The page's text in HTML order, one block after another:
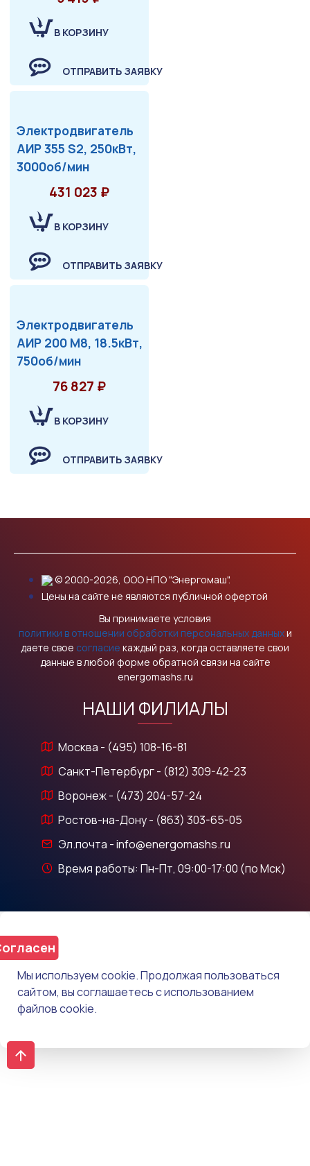
В КОРЗИНУ
ОТПРАВИТЬ ЗАЯВКУ
Электродвигатель
АИР 355 S2, 250кВт,
3000об/мин
431 023 ₽
В КОРЗИНУ
ОТПРАВИТЬ ЗАЯВКУ
Электродвигатель
АИР 200 М8, 18.5кВт,
750об/мин
76 827 ₽
В КОРЗИНУ
ОТПРАВИТЬ ЗАЯВКУ
© 2000-2026, ООО НПО "Энергомаш".
Цены на сайте не являются публичной офертой
Вы принимаете условия
политики в отношении обработки персональных данныхи
даете свое согласие каждый раз, когда оставляете свои
данные в любой форме обратной связи на сайте
energomashs.ru
НАШИ ФИЛИАЛЫ
Москва - (495) 108-16-81
Санкт-Петербург - (812) 309-42-23
Воронеж - (473) 204-57-24
Ростов-на-Дону - (863) 303-65-05
Эл.почта - info@energomashs.ru
Время работы: Пн-Пт, 09:00-17:00 (по Мск)
Мы используем cookie. Продолжая пользоваться
сайтом, вы соглашаетесь с использованием
файлов cookie.